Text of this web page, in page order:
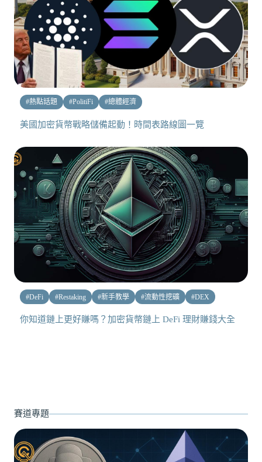
#熱點話題 #PolitiFi #總體經濟
美國加密貨幣戰略儲備起動！時間表路線圖一覽
#DeFi #Restaking #新手教學 #流動性挖礦 #DEX
你知道鏈上更好賺嗎？加密貨幣鏈上 DeFi 理財賺錢大全
賽道專題